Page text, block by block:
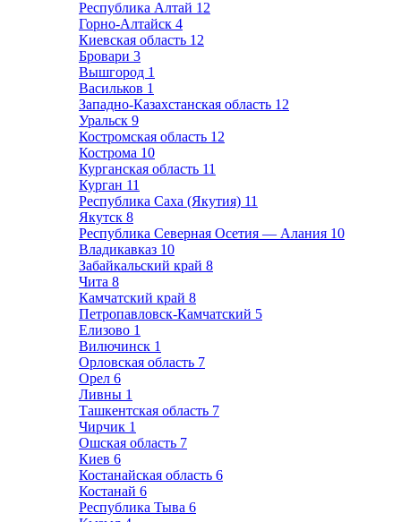
Республика Алтай 12
Горно-Алтайск 4
Киевская область 12
Бровари 3
Вышгород 1
Васильков 1
Западно-Казахстанская область 12
Уральск 9
Костромская область 12
Кострома 10
Курганская область 11
Курган 11
Республика Саха (Якутия) 11
Якутск 8
Республика Северная Осетия — Алания 10
Владикавказ 10
Забайкальский край 8
Чита 8
Камчатский край 8
Петропавловск-Камчатский 5
Елизово 1
Вилючинск 1
Орловская область 7
Орел 6
Ливны 1
Ташкентская область 7
Чирчик 1
Ошская область 7
Киев 6
Костанайская область 6
Костанай 6
Республика Тыва 6